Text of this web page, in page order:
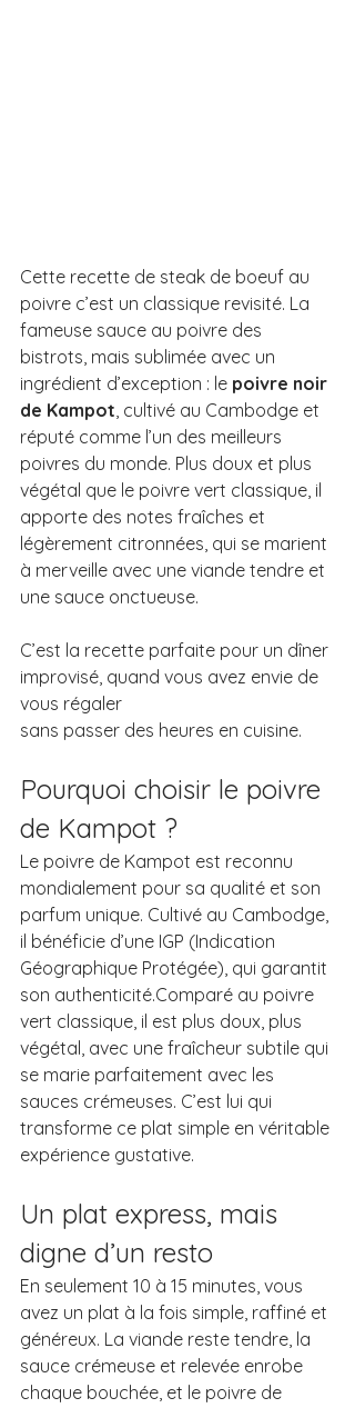
Cette recette de steak de boeuf au
poivre c’est un classique revisité. La
fameuse sauce au poivre des
bistrots, mais sublimée avec un
ingrédient d’exception : le poivre noir
de Kampot, cultivé au Cambodge et
réputé comme l’un des meilleurs
poivres du monde. Plus doux et plus
végétal que le poivre vert classique, il
apporte des notes fraîches et
légèrement citronnées, qui se marient
à merveille avec une viande tendre et
une sauce onctueuse.
C’est la recette parfaite pour un dîner
improvisé, quand vous avez envie de
vous régaler
sans passer des heures en cuisine.
Pourquoi choisir le poivre
de Kampot ?
Le poivre de Kampot est reconnu
mondialement pour sa qualité et son
parfum unique. Cultivé au Cambodge,
il bénéficie d’une IGP (Indication
Géographique Protégée), qui garantit
son authenticité.Comparé au poivre
vert classique, il est plus doux, plus
végétal, avec une fraîcheur subtile qui
se marie parfaitement avec les
sauces crémeuses. C’est lui qui
transforme ce plat simple en véritable
expérience gustative.
Un plat express, mais
digne d’un resto
En seulement 10 à 15 minutes, vous
avez un plat à la fois simple, raffiné et
généreux. La viande reste tendre, la
sauce crémeuse et relevée enrobe
chaque bouchée, et le poivre de